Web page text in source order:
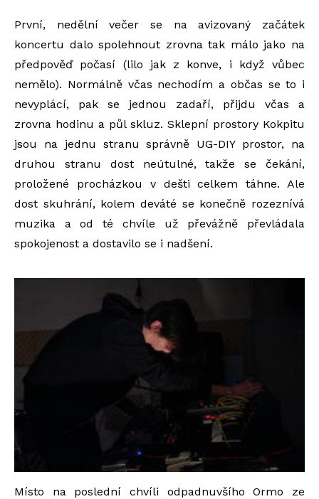
První, nedělní večer se na avizovaný začátek
koncertu dalo spolehnout zrovna tak málo jako na
předpověď počasí (lilo jak z konve, i když vůbec
nemělo). Normálně včas nechodím a občas se to i
nevyplácí, pak se jednou zadaří, přijdu včas a
zrovna hodinu a půl skluz. Sklepní prostory Kokpitu
jsou na jednu stranu správně UG-DIY prostor, na
druhou stranu dost neútulné, takže se čekání,
proložené procházkou v dešti celkem táhne. Ale
dost skuhrání, kolem deváté se konečně rozeznívá
muzika a od té chvíle už převážně převládala
spokojenost a dostavilo se i nadšení.
Místo na poslední chvíli odpadnuvšího Ormo ze